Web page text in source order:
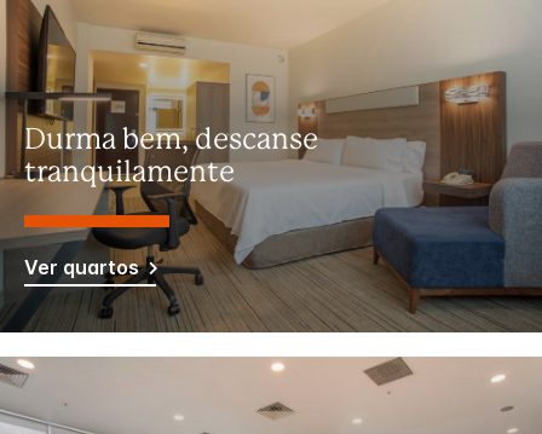
Durma bem, descanse
tranquilamente
Ver quartos